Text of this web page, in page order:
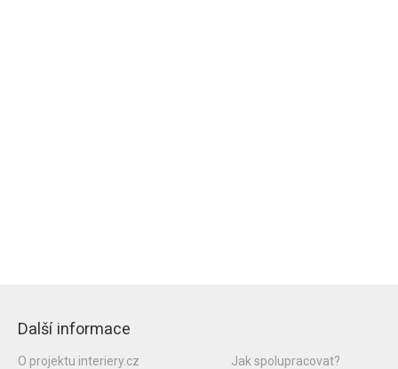
Další informace
O projektu interiery.cz
Jak spolupracovat?